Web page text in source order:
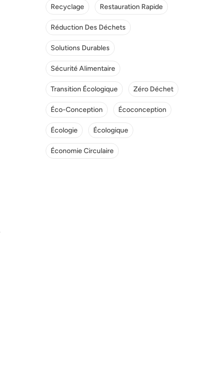
Recyclage Restauration Rapide
Réduction Des Déchets
Solutions Durables
Sécurité Alimentaire
Transition Écologique Zéro Déchet
Éco-Conception Écoconception
Écologie Écologique
Économie Circulaire